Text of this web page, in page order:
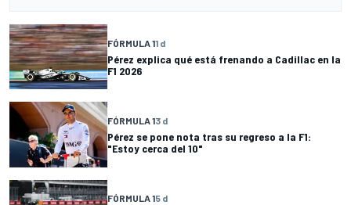
FÓRMULA 11 d
Pérez explica qué está frenando a Cadillac en la
F1 2026
FÓRMULA 13 d
Pérez se pone nota tras su regreso a la F1:
"Estoy cerca del 10"
FÓRMULA 15 d